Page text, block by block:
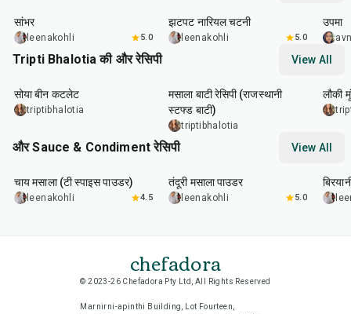
सांभर
leenakohli 5.0
झटपट नारियल चटनी
leenakohli 5.0
उपमा
Tripti Bhalotia की और रेसिपी View All
50
सोया बीन कटलेट
triptibhalotia
मसाला बाटी रेसिपी (राजस्थानी
स्टफ्ड बाटी)
triptibhalotia
लौकी
और Sauce & Condiment रेसिपी View All
15
चाय मसाला (टी स्पाइस पाउडर)
leenakohli 4.5
तंदूरी मसाला पाउडर
leenakohli 5.0
chefadora
© 2023-26 Chefadora Pty Ltd, All Rights Reserved
Marnirni-apinthi Building, Lot Fourteen,